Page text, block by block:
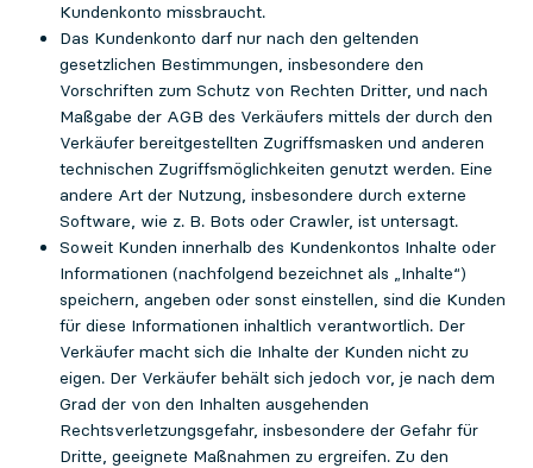
Kundenkonto missbraucht.
Das Kundenkonto darf nur nach den geltenden
gesetzlichen Bestimmungen, insbesondere den
Vorschriften zum Schutz von Rechten Dritter, und nach
Maßgabe der AGB des Verkäufers mittels der durch den
Verkäufer bereitgestellten Zugriffsmasken und anderen
technischen Zugriffsmöglichkeiten genutzt werden. Eine
andere Art der Nutzung, insbesondere durch externe
Software, wie z. B. Bots oder Crawler, ist untersagt.
Soweit Kunden innerhalb des Kundenkontos Inhalte oder
Informationen (nachfolgend bezeichnet als „Inhalte“)
speichern, angeben oder sonst einstellen, sind die Kunden
für diese Informationen inhaltlich verantwortlich. Der
Verkäufer macht sich die Inhalte der Kunden nicht zu
eigen. Der Verkäufer behält sich jedoch vor, je nach dem
Grad der von den Inhalten ausgehenden
Rechtsverletzungsgefahr, insbesondere der Gefahr für
Dritte, geeignete Maßnahmen zu ergreifen. Zu den